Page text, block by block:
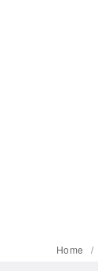
Home